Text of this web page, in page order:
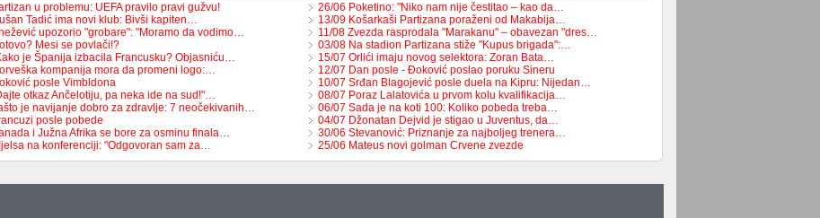
u problemu: UEFA pravilo pravi gužvu!
Tadić ima novi klub: Bivši kapiten…
upozorio "grobare": "Moramo da vodimo…
Mesi se povlači!?
je Španija izbacila Francusku? Objasniću…
kompanija mora da promeni logo:…
posle Vimbldona
otkaz Ančelotiju, pa neka ide na sud!"…
je navijanje dobro za zdravlje: 7 neočekivanih…
posle pobede
i Južna Afrika se bore za osminu finala…
na konferenciji: "Odgovoran sam za…
26/06 Poketino: "Niko nam nije čestitao – kao da…
13/09 Košarkaši Partizana poraženi od Makabija…
11/08 Zvezda rasprodala "Marakanu" – obavezan "dres…
03/08 Na stadion Partizana stiže "Kupus brigada":…
15/07 Orlići imaju novog selektora: Zoran Bata…
12/07 Dan posle - Đoković poslao poruku Sineru
10/07 Srđan Blagojević posle duela na Kipru: Nijedan…
08/07 Poraz Lalatovića u prvom kolu kvalifikacija…
06/07 Sada je na koti 100: Koliko pobeda treba…
04/07 Džonatan Dejvid je stigao u Juventus, da…
30/06 Stevanović: Priznanje za najboljeg trenera…
25/06 Mateus novi golman Crvene zvezde